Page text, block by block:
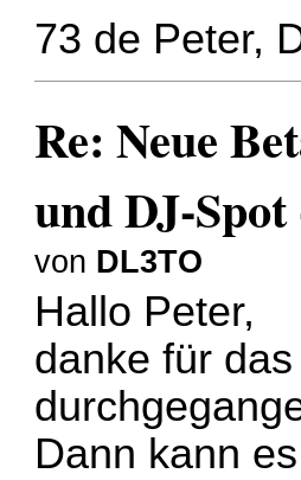
73 de Peter,
Re: Neue
und DJ-
von DL3TO
Hallo Peter,
danke für
Dann kann